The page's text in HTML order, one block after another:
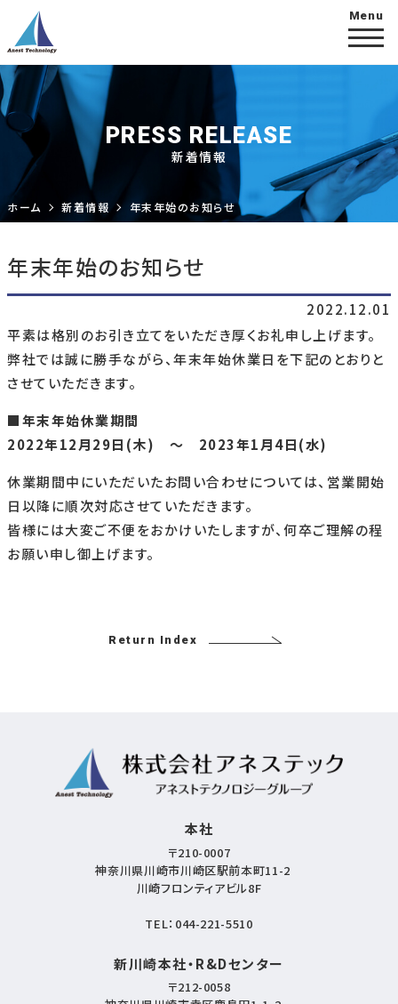
PRESS RELEASE
新着情報
ホーム 新着情報 年末年始のお知らせ
年末年始のお知らせ
2022.12.01
平素は格別のお引き立てをいただき厚くお礼申し上げます。
弊社では誠に勝手ながら、年末年始休業日を下記のとおりと
させていただきます。
■年末年始休業期間
2022年12月29日(木) ～ 2023年1月4日(水)
休業期間中にいただいたお問い合わせについては、営業開始
日以降に順次対応させていただきます。
皆様には大変ご不便をおかけいたしますが、何卒ご理解の程
お願い申し御上げます。
Return Index
本社
〒210-0007
神奈川県川崎市川崎区駅前本町11-2
川崎フロンティアビル8F
TEL： 044-221-5510
新川崎本社・R&Dセンター
〒212-0058